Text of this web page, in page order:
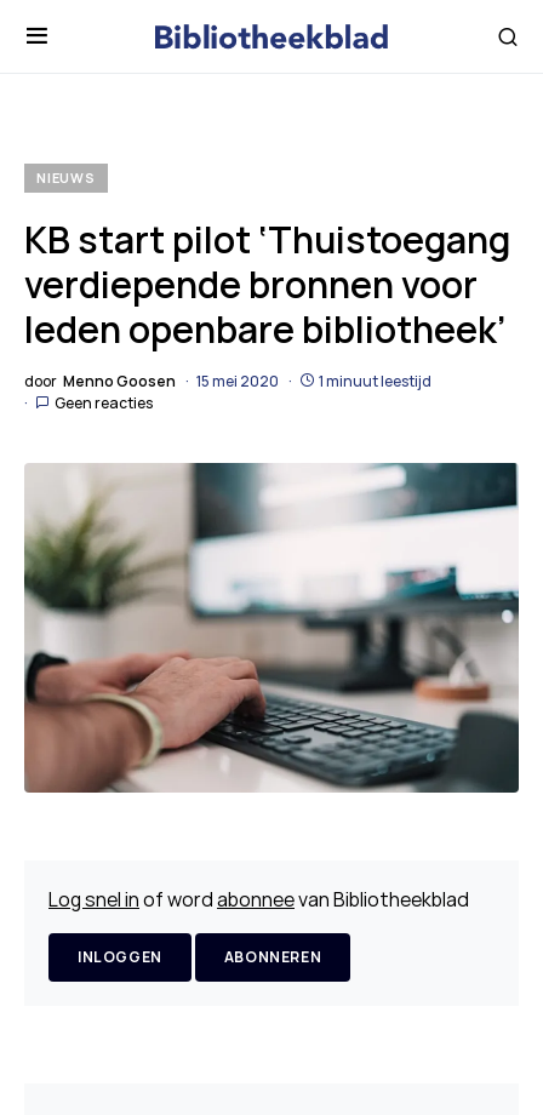
NIEUWS
KB start pilot ‘Thuistoegang
verdiepende bronnen voor
leden openbare bibliotheek’
door Menno Goosen 15 mei 2020
1 minuut leestijd
Geen reacties
Log snel inof wordabonneevan Bibliotheekblad
INLOGGEN ABONNEREN